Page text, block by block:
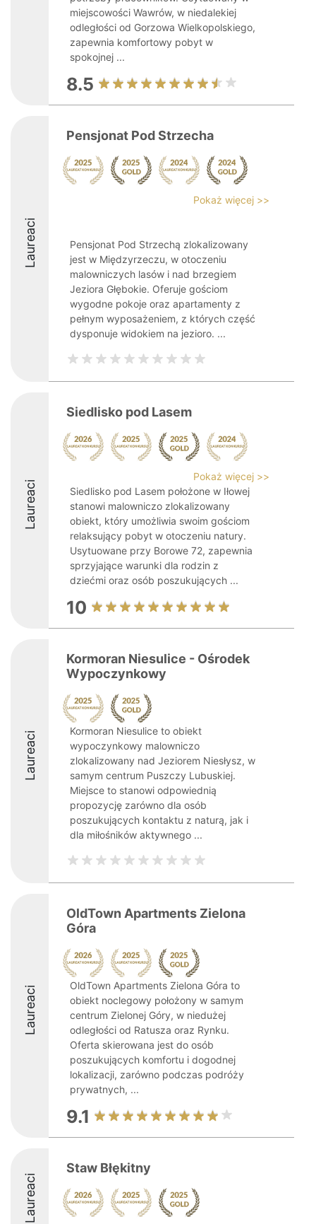
miejscowości Wawrów, w niedalekiej
odległości od Gorzowa Wielkopolskiego,
zapewnia komfortowy pobyt w
spokojnej ...
8.5
Laureaci
Pensjonat Pod Strzecha
Pokaż więcej >>
Pensjonat Pod Strzechą zlokalizowany
jest w Międzyrzeczu, w otoczeniu
malowniczych lasów i nad brzegiem
Jeziora Głębokie. Oferuje gościom
wygodne pokoje oraz apartamenty z
pełnym wyposażeniem, z których część
dysponuje widokiem na jezioro. ...
Laureaci
Siedlisko pod Lasem
Pokaż więcej >>
Siedlisko pod Lasem położone w Iłowej
stanowi malowniczo zlokalizowany
obiekt, który umożliwia swoim gościom
relaksujący pobyt w otoczeniu natury.
Usytuowane przy Borowe 72, zapewnia
sprzyjające warunki dla rodzin z
dziećmi oraz osób poszukujących ...
10
Laureaci
Kormoran Niesulice - Ośrodek
Wypoczynkowy
Kormoran Niesulice to obiekt
wypoczynkowy malowniczo
zlokalizowany nad Jeziorem Niesłysz, w
samym centrum Puszczy Lubuskiej.
Miejsce to stanowi odpowiednią
propozycję zarówno dla osób
poszukujących kontaktu z naturą, jak i
dla miłośników aktywnego ...
Laureaci
OldTown Apartments Zielona
Góra
OldTown Apartments Zielona Góra to
obiekt noclegowy położony w samym
centrum Zielonej Góry, w niedużej
odległości od Ratusza oraz Rynku.
Oferta skierowana jest do osób
poszukujących komfortu i dogodnej
lokalizacji, zarówno podczas podróży
prywatnych, ...
9.1
Laureaci
Staw Błękitny